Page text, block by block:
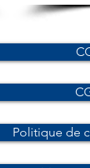
Politique de